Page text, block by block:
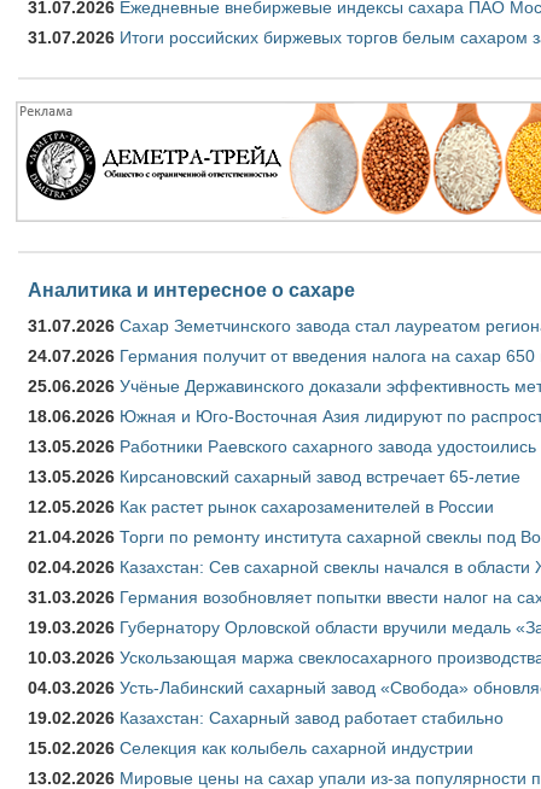
31.07.2026 Ежедневные внебиржевые индексы сахара ПАО
31.07.2026 Итоги российских биржевых торгов белым сахаром
Аналитика и интересное о сахаре
31.07.2026 Сахар Земетчинского завода стал лауреатом
24.07.2026 Германия получит от введения налога на сахар
25.06.2026 Учёные Державинского доказали эффективность
18.06.2026 Южная и Юго-Восточная Азия лидируют по
13.05.2026 Работники Раевского сахарного завода удостоились
13.05.2026 Кирсановский сахарный завод встречает 65-летие
12.05.2026 Как растет рынок сахарозаменителей в России
21.04.2026 Торги по ремонту института сахарной свеклы под
02.04.2026 Казахстан: Сев сахарной свеклы начался в области
31.03.2026 Германия возобновляет попытки ввести налог на
19.03.2026 Губернатору Орловской области вручили медаль
10.03.2026 Ускользающая маржа свеклосахарного
04.03.2026 Усть-Лабинский сахарный завод «Свобода»
19.02.2026 Казахстан: Сахарный завод работает стабильно
15.02.2026 Селекция как колыбель сахарной индустрии
13.02.2026 Мировые цены на сахар упали из-за популярности